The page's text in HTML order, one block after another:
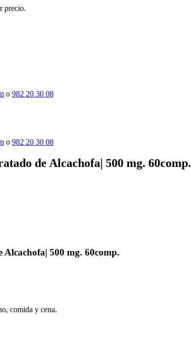
precio.
o 982 20 30 08
o 982 20 30 08
de Alcachofa| 500 mg. 60comp.
500 mg. 60comp.
comida y cena.